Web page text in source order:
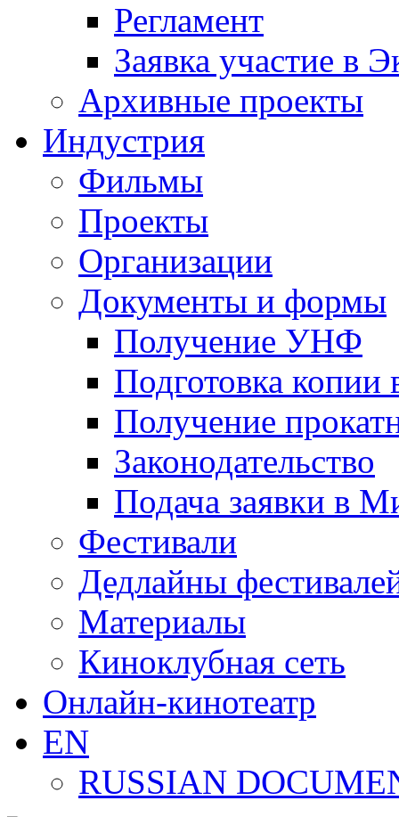
Регламент
Заявка участие в
Архивные проекты
Индустрия
Фильмы
Проекты
Организации
Документы и формы
Получение УНФ
Подготовка копии
Получение
Законодательство
Подача заявки в
Фестивали
Дедлайны
Материалы
Киноклубная сеть
Онлайн-кинотеатр
EN
RUSSIAN